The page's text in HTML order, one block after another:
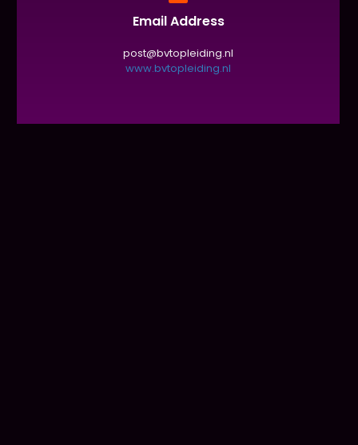
Email Address
post@bvtopleiding.nl
www.bvtopleiding.nl